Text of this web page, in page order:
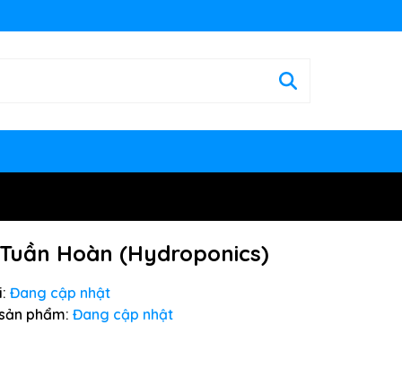
Hoàn (Hydroponics)
Đang cập nhật
phẩm: Đang cập nhật